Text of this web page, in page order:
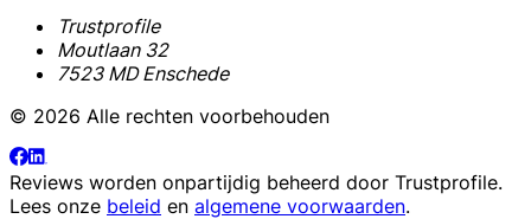
Trustprofile
Moutlaan 32
7523 MD Enschede
© 2026 Alle rechten voorbehouden
Reviews worden onpartijdig beheerd door Trustprofile.
Lees onze beleid en algemene voorwaarden.